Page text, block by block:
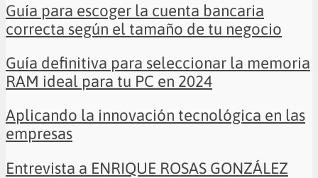
Guía para escoger la cuenta bancaria
correcta según el tamaño de tu negocio
Guía definitiva para seleccionar la memoria
RAM ideal para tu PC en 2024
Aplicando la innovación tecnológica en las
empresas
Entrevista a ENRIQUE ROSAS GONZÁLEZ